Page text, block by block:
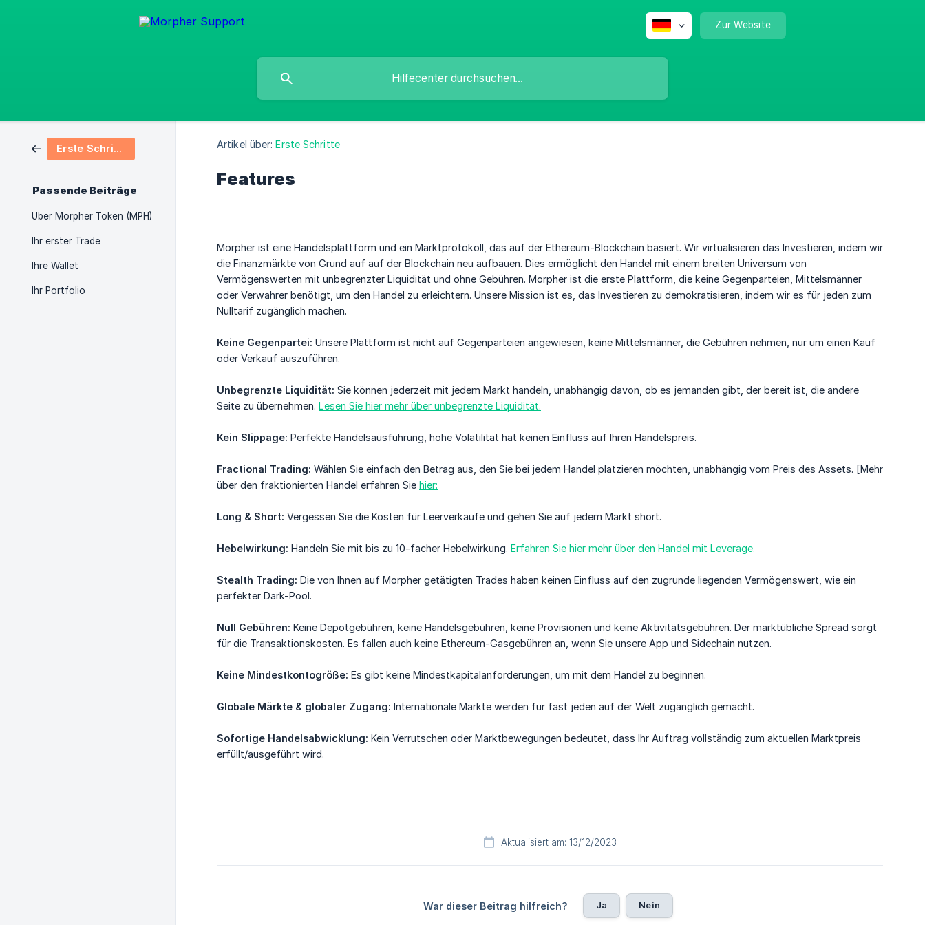
Zur Website
Erste Schritte
Passende Beiträge
Über Morpher Token (MPH)
Ihr erster Trade
Ihre Wallet
Ihr Portfolio
Artikel über: Erste Schritte
Features
Morpher ist eine Handelsplattform und ein Marktprotokoll, das auf der Ethereum-Blockchain basiert. Wir virtualisieren das Investieren, indem wir
die Finanzmärkte von Grund auf auf der Blockchain neu aufbauen. Dies ermöglicht den Handel mit einem breiten Universum von
Vermögenswerten mit unbegrenzter Liquidität und ohne Gebühren. Morpher ist die erste Plattform, die keine Gegenparteien, Mittelsmänner
oder Verwahrer benötigt, um den Handel zu erleichtern. Unsere Mission ist es, das Investieren zu demokratisieren, indem wir es für jeden zum
Nulltarif zugänglich machen.
Keine Gegenpartei: Unsere Plattform ist nicht auf Gegenparteien angewiesen, keine Mittelsmänner, die Gebühren nehmen, nur um einen Kauf
oder Verkauf auszuführen.
Unbegrenzte Liquidität: Sie können jederzeit mit jedem Markt handeln, unabhängig davon, ob es jemanden gibt, der bereit ist, die andere
Seite zu übernehmen. Lesen Sie hier mehr über unbegrenzte Liquidität.
Kein Slippage: Perfekte Handelsausführung, hohe Volatilität hat keinen Einfluss auf Ihren Handelspreis.
Fractional Trading: Wählen Sie einfach den Betrag aus, den Sie bei jedem Handel platzieren möchten, unabhängig vom Preis des Assets. [Mehr
über den fraktionierten Handel erfahren Sie hier:
Long & Short: Vergessen Sie die Kosten für Leerverkäufe und gehen Sie auf jedem Markt short.
Hebelwirkung: Handeln Sie mit bis zu 10-facher Hebelwirkung. Erfahren Sie hier mehr über den Handel mit Leverage.
Stealth Trading: Die von Ihnen auf Morpher getätigten Trades haben keinen Einfluss auf den zugrunde liegenden Vermögenswert, wie ein
perfekter Dark-Pool.
Null Gebühren: Keine Depotgebühren, keine Handelsgebühren, keine Provisionen und keine Aktivitätsgebühren. Der marktübliche Spread sorgt
für die Transaktionskosten. Es fallen auch keine Ethereum-Gasgebühren an, wenn Sie unsere App und Sidechain nutzen.
Keine Mindestkontogröße: Es gibt keine Mindestkapitalanforderungen, um mit dem Handel zu beginnen.
Globale Märkte & globaler Zugang: Internationale Märkte werden für fast jeden auf der Welt zugänglich gemacht.
Sofortige Handelsabwicklung: Kein Verrutschen oder Marktbewegungen bedeutet, dass Ihr Auftrag vollständig zum aktuellen Marktpreis
erfüllt/ausgeführt wird.
Aktualisiert am: 13/12/2023
War dieser Beitrag hilfreich? Ja Nein